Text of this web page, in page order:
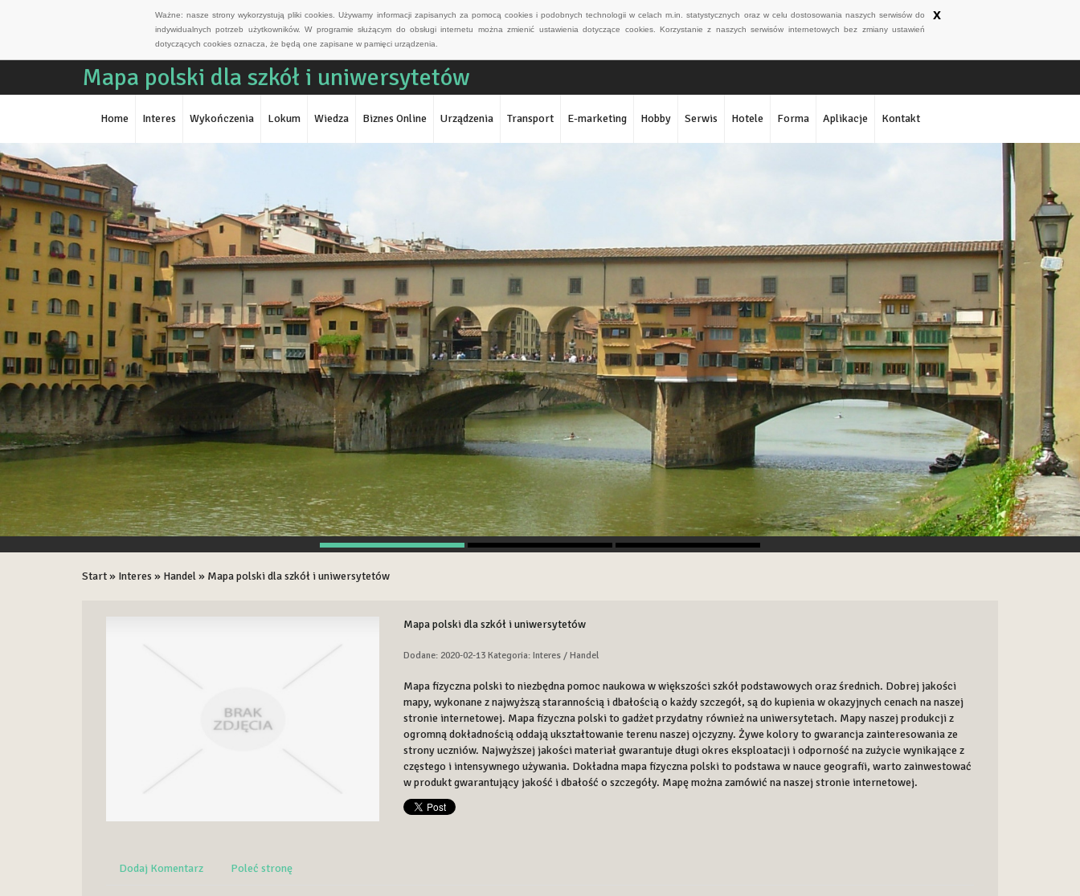
Ważne: nasze strony wykorzystują pliki cookies. Używamy informacji zapisanych za pomocą cookies i podobnych technologii w celach m.in. statystycznych oraz w celu dostosowania naszych serwisów do
indywidualnych potrzeb użytkowników. W programie służącym do obsługi internetu można zmienić ustawienia dotyczące cookies. Korzystanie z naszych serwisów internetowych bez zmiany ustawień
dotyczących cookies oznacza, że będą one zapisane w pamięci urządzenia.
x
Mapa polski dla szkół i uniwersytetów
Home Interes Wykończenia Lokum Wiedza Biznes Online Urządzenia Transport E-marketing Hobby Serwis Hotele Forma Aplikacje Kontakt
Start» Interes » Handel» Mapa polski dla szkół i uniwersytetów
Mapa polski dla szkół i uniwersytetów
Dodane: 2020-02-13 Kategoria: Interes / Handel
Mapa fizyczna polski to niezbędna pomoc naukowa w większości szkół podstawowych oraz średnich. Dobrej jakości
mapy, wykonane z najwyższą starannością i dbałością o każdy szczegół, są do kupienia w okazyjnych cenach na naszej
stronie internetowej. Mapa fizyczna polski to gadżet przydatny również na uniwersytetach. Mapy naszej produkcji z
ogromną dokładnością oddają ukształtowanie terenu naszej ojczyzny. Żywe kolory to gwarancja zainteresowania ze
strony uczniów. Najwyższej jakości materiał gwarantuje długi okres eksploatacji i odporność na zużycie wynikające z
częstego i intensywnego używania. Dokładna mapa fizyczna polski to podstawa w nauce geografii, warto zainwestować
w produkt gwarantujący jakość i dbałość o szczegóły. Mapę można zamówić na naszej stronie internetowej.
Dodaj Komentarz Poleć stronę